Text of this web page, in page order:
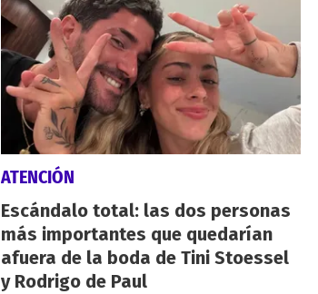
ATENCIÓN
Escándalo total: las dos personas
más importantes que quedarían
afuera de la boda de Tini Stoessel
y Rodrigo de Paul